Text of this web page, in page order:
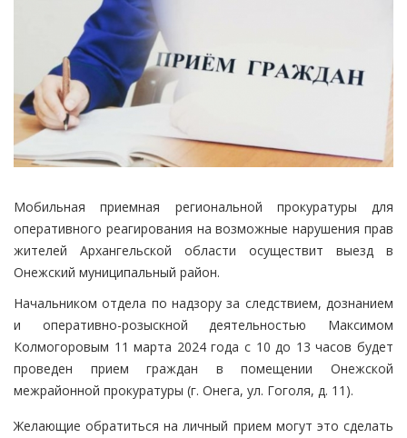
Мобильная приемная региональной прокуратуры для
оперативного реагирования на возможные нарушения прав
жителей Архангельской области осуществит выезд в
Онежский муниципальный район.
Начальником отдела по надзору за следствием, дознанием
и оперативно-розыскной деятельностью Максимом
Колмогоровым 11 марта 2024 года с 10 до 13 часов будет
проведен прием граждан в помещении Онежской
межрайонной прокуратуры (г. Онега, ул. Гоголя, д. 11).
Желающие обратиться на личный прием могут это сделать